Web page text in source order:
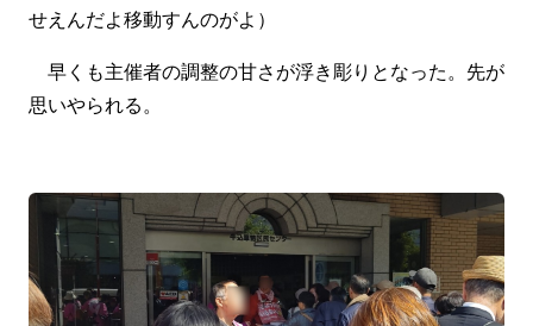
せえんだよ移動すんのがよ）
早くも主催者の調整の甘さが浮き彫りとなった。先が
思いやられる。